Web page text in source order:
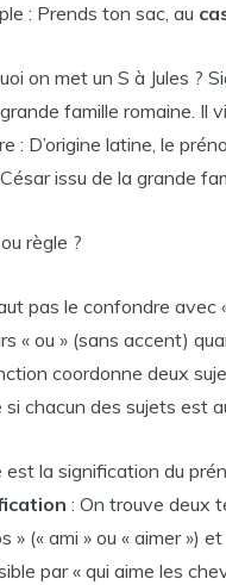
: Prends ton sac, au
on met un S à Jules ?
grande famille romaine. Il
: D’origine latine, le
César issu de la grande
règle ?
pas le confondre avec
« ou » (sans accent)
coordonne deux
si chacun des sujets est
est la signification du
: On trouve deux
» (« ami » ou « aimer »)
par « qui aime les